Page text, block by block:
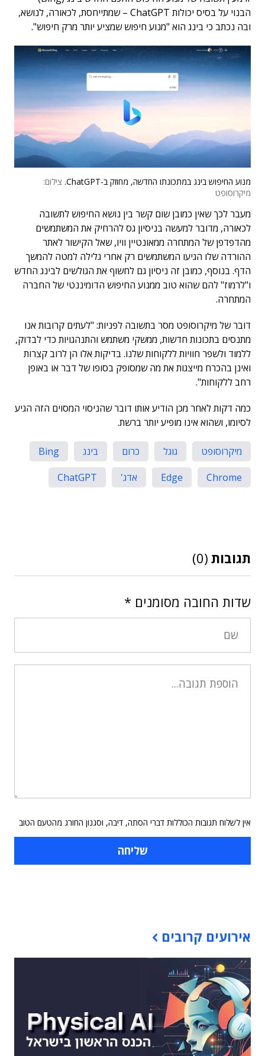
הבנוי על בסיס יכולות ChatGPT – שמתייחסת, לכאורה, לנושא,
ובה נכתב כי בינג הוא "מנוע חיפוש שמציע יותר מרק חיפוש".
מנוע החיפוש בינג במתכונתו החדשה, מחוזק ב-ChatGPT.
צילום:
מיקרוסופט
מעבר לכך שאין כמובן שום קשר בין נושא החיפוש לתשובה
לכאורה, מדובר למעשה בניסיון גס להרחיק את המשתמשים
מהדפדפן של המתחרה ממאונטיין וויו, שאל הקישור לאתר
ההורדה שלו הגיעו המשתמשים רק אחרי גלילה למטה להמשך
הדף. בנוסף, כמובן זה ניסיון גם לחשוף את הגולשים לבינג החדש
ו"לרמוז" להם שהוא טוב ממנוע החיפוש הדומיננטי של החברה
המתחרה.
דובר של מיקרוסופט מסר בתשובה לפניות: "לעתים קרובות אנו
מתנסים בתכונות חדשות, ממשקי משתמש והתנהגויות כדי לבדוק,
ללמוד ולשפר חוויות ללקוחות שלנו. בדיקות אלו הן לרוב קצרות
ואינן בהכרח מייצגות את מה שמסופק בסופו של דבר או באופן
רחב ללקוחות".
כמה דקות לאחר מכן הודיע אותו דובר שהניסוי המסוים הזה הגיע
לסיומו, ושהוא אינו מופיע יותר ברשת.
מיקרוסופט גוגל כרום בינג
Bing
Chrome
Edge אדג' ChatGPT
תגובות (0)
שדות החובה מסומנים *
אין לשלוח תגובות הכוללות דברי הסתה, דיבה, וסגנון החורג מהטעם הטוב
אירועים קרובים